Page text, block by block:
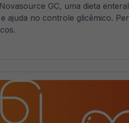
GC, uma dieta
ajuda no controle glicêmico.